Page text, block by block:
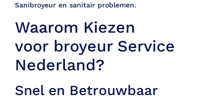
Sanibroyeur en sanitair problemen.
Waarom Kiezen
voor broyeur Service
Nederland?
Snel en Betrouwbaar